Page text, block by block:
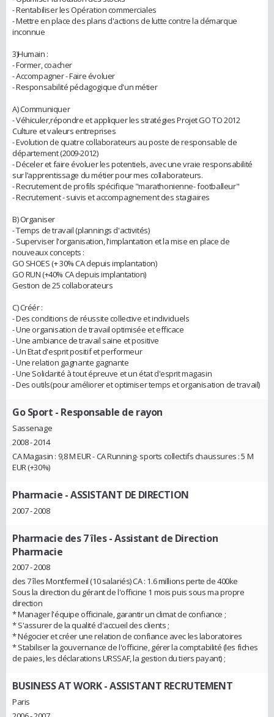
- Rentabiliser les Opération commerciales
- Mettre en place des plans d'actions de lutte contre la démarque
inconnue
3)Humain :
- Former, coacher
- Accompagner - Faire évoluer
- Responsabilité pédagogique d'un métier
A) Communiquer
- Véhiculer,répondre et appliquer les stratégies Projet GO TO 2012
Culture et valeurs entreprises
- Evolution de quatre collaborateurs au poste de responsable de
département (2009-2012)
- Déceler et faire évoluer les potentiels, avec une vraie responsabilité
sur l’apprentissage du métier pour mes collaborateurs.
- Recrutement de profils spécifique "marathonienne- footballeur"
- Recrutement - suivis et accompagnement des stagiaires
B) Organiser
- Temps de travail (plannings d'activités)
- Superviser l'organisation, l'implantation et la mise en place de
nouveaux concepts :
GO SHOES (+ 30% CA depuis implantation)
GO RUN (+40% CA depuis implantation)
Gestion de 25 collaborateurs
C) Créér :
- Des conditions de réussite collective et individuels
- Une organisation de travail optimisée et efficace
- Une ambiance de travail saine et positive
- Un Etat d'esprit positif et performeur
- Une relation gagnante gagnante
- Une Solidarité à tout épreuve et un état d'esprit magasin
- Des outils(pour améliorer et optimiser temps et organisation de travail)
Go Sport - Responsable de rayon
Sassenage
2008 - 2014
CA Magasin : 9,8 M EUR - CA Running- sports collectifs chaussures : 5 M
EUR (+30%)
Pharmacie - ASSISTANT DE DIRECTION
2007 - 2008
Pharmacie des 7 îles- Assistant de Direction
Pharmacie
2007 - 2008
des 7 îles Montfermeil (10 salariés) CA : 1.6 millions perte de 400ke
Sous la direction du gérant de l'officine 1 mois puis sous ma propre
direction
* Manager l'équipe officinale, garantir un climat de confiance ;
* S'assurer de la qualité d'accueil des clients ;
* Négocier et créer une relation de confiance avec les laboratoires
* Stabiliser la gouvernance de l'officine, gérer la comptabilité (les fiches
de paies, les déclarations URSSAF, la gestion du tiers payant) ;
BUSINESS AT WORK- ASSISTANT RECRUTEMENT
Paris